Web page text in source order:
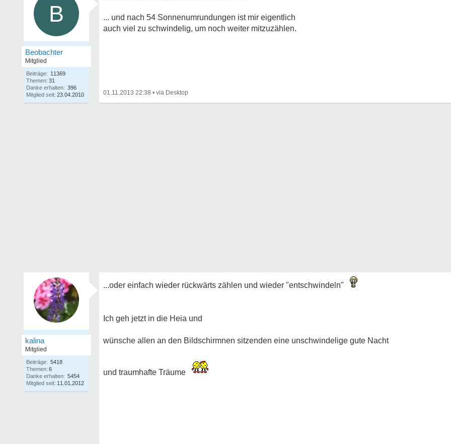
B
Beobachter
Mitglied
Beiträge: 11369
Themen: 31
Danke erhalten: 396
Mitglied seit: 23.04.2010
... und nach 54 Sonnenumrundungen ist mir eigentlich
auch viel zu schwindelig, um noch weiter mitzuzählen.
01.11.2013 22:38 •
kalina
Mitglied
Beiträge: 5418
Themen: 6
Danke erhalten: 5454
Mitglied seit: 11.01.2012
...oder einfach wieder rückwärts zählen und wieder "entschwindeln"
Ich geh jetzt in die Heia und
wünsche allen an den Bildschirmnen sitzenden eine unschwindelige gute Nacht
und traumhafte Träume